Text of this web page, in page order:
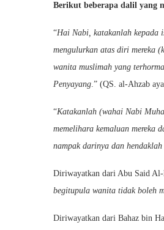
Berikut beberapa dalil yang
“Hai Nabi, katakanlah kepada
mengulurkan atas diri mereka
wanita muslimah yang
Penyayang.” (QS. al-Ahzab
“Katakanlah (wahai Nabi
memelihara kemaluan mereka
nampak darinya dan hendaklah
Diriwayatkan dari Abu Said Al-
begitupula wanita tidak boleh
Diriwayatkan dari Bahaz bin